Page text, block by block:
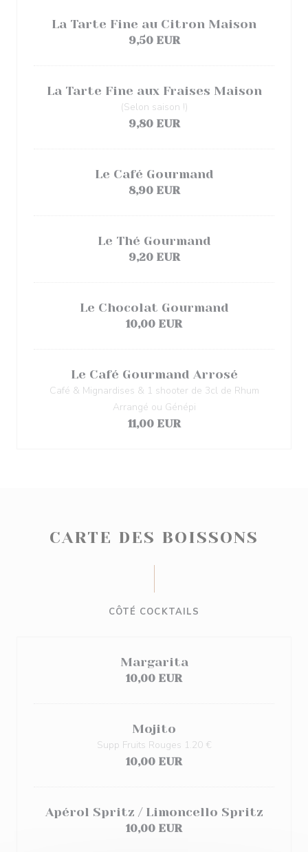
La Tarte Fine au Citron Maison
9,50 EUR
La Tarte Fine aux Fraises Maison
(Selon saison !)
9,80 EUR
Le Café Gourmand
8,90 EUR
Le Thé Gourmand
9,20 EUR
Le Chocolat Gourmand
10,00 EUR
Le Café Gourmand Arrosé
Café & Mignardises & 1 shooter de 3cl de Rhum
Arrangé ou Génépi
11,00 EUR
CARTE DES BOISSONS
CÔTÉ COCKTAILS
Margarita
10,00 EUR
Mojito
Supp Fruits Rouges 1.20 €
10,00 EUR
Apérol Spritz / Limoncello Spritz
10,00 EUR